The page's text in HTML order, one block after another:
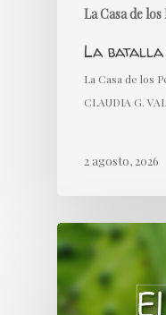
La Casa de
La batalla
La Casa de los
CLAUDIA G.
2 agosto, 2026